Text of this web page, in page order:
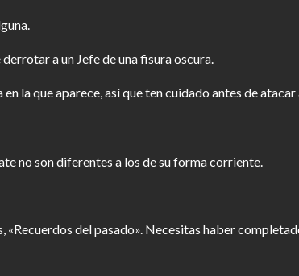
a un Jefe de una fisura oscura.
la que aparece, así que ten cuidado antes de atacar
no son diferentes a los de su forma corriente.
«Recuerdos del pasado». Necesitas haber